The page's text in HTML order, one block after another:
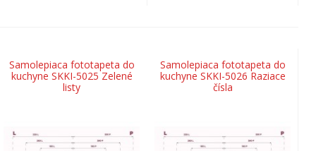
Samolepiaca fototapeta do
kuchyne SKKI-5025 Zelené
listy
Samolepiaca fototapeta do
kuchyne SKKI-5026 Raziace
čísla